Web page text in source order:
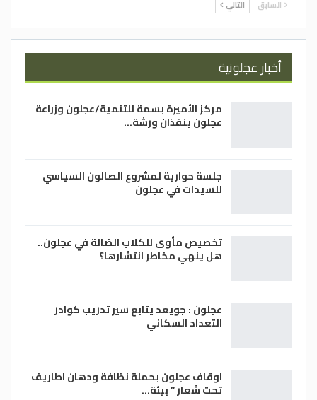
السابق التالي
أخبار عجلونية
مركز الأميرة بسمة للتنمية/عجلون وزراعة
عجلون ينفذان ورشة…
جلسة حوارية لمشروع الصالون السياسي
للسيدات في عجلون
تخصيص مأوى للكلاب الضالة في عجلون..
هل ينهي مخاطر انتشارها؟
عجلون : جويعد يتابع سير تدريب كوادر
التعداد السكاني
اوقاف عجلون بحملة نظافة ودهان اطاريف
تحت شعار ” بيئة…